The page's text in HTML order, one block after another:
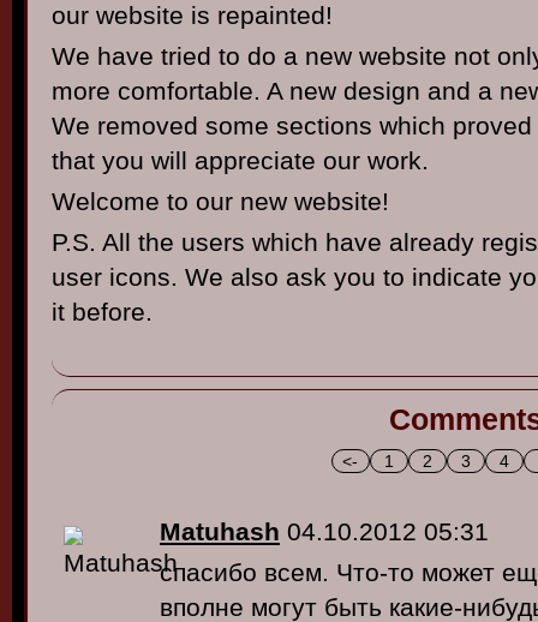
our website is repainted!
We have tried to do a new website not
more comfortable. A new design and a
We removed some sections which
that you will appreciate our work.
Welcome to our new website!
P.S. All the users which have already
user icons. We also ask you to indicate
it before.
<- 1 2 3 4
Matuhash 04.10.2012 05:31
спасибо всем. Что-то может
вполне могут быть какие-